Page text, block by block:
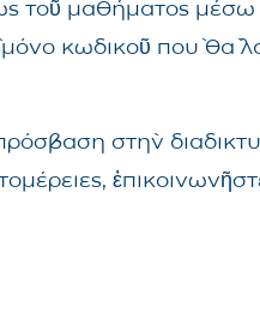
τοῦ μαθήματος
κωδικοῦ ποὺ θὰ
στὴν